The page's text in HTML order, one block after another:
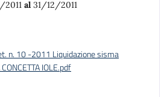
2011 al 31/12/2011
n. 10 -2011 Liquidazione sisma
IOLE.pdf